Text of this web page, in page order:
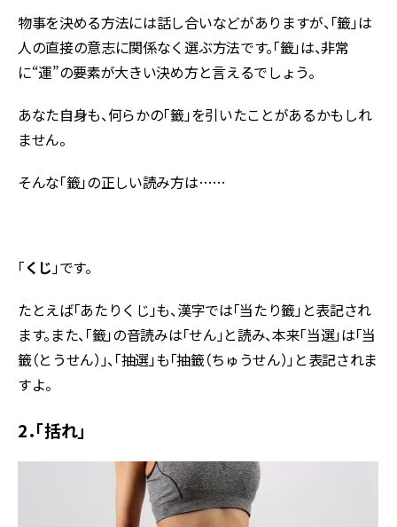
物事を決める方法には話し合いなどがありますが、「籤」は
人の直接の意志に関係なく選ぶ方法です。「籤」は、非常
に“運”の要素が大きい決め方と言えるでしょう。
あなた自身も、何らかの「籤」を引いたことがあるかもしれ
ません。
そんな「籤」の正しい読み方は……
「くじ」です。
たとえば「あたりくじ」も、漢字では「当たり籤」と表記され
ます。また、「籤」の音読みは「せん」と読み、本来「当選」は「当
籤（とうせん）」、「抽選」も「抽籤（ちゅうせん）」と表記されま
すよ。
2．「括れ」